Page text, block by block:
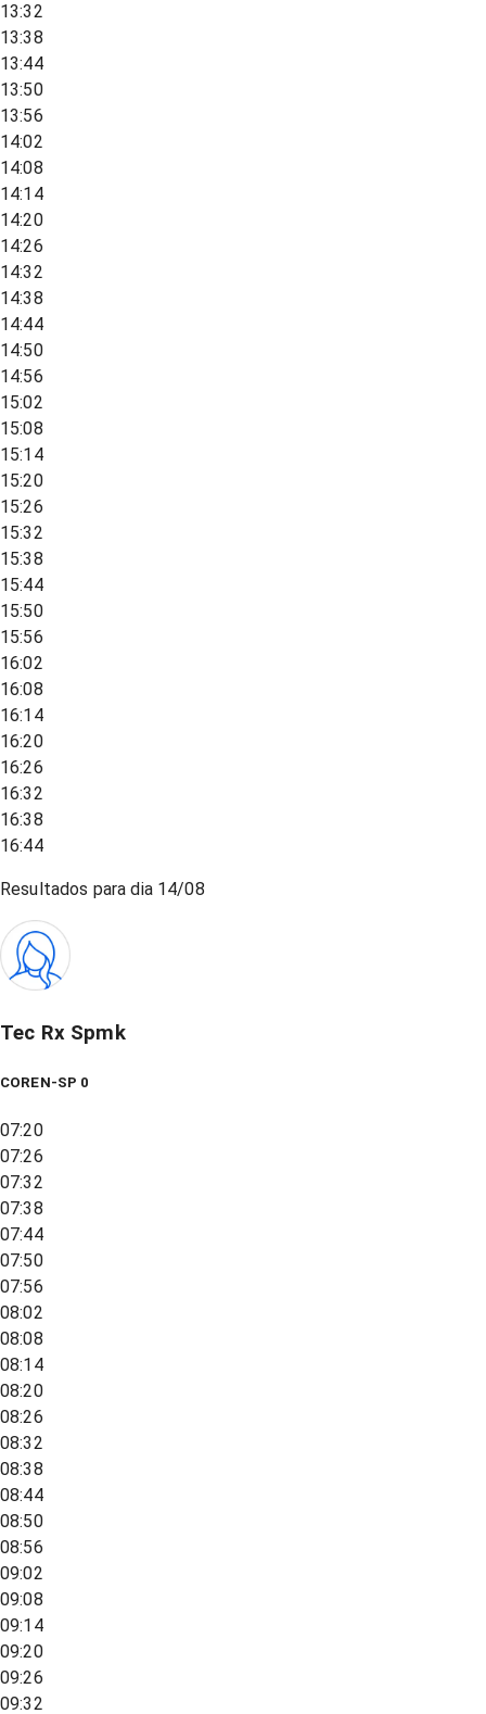
13:32
13:38
13:44
13:50
13:56
14:02
14:08
14:14
14:20
14:26
14:32
14:38
14:44
14:50
14:56
15:02
15:08
15:14
15:20
15:26
15:32
15:38
15:44
15:50
15:56
16:02
16:08
16:14
16:20
16:26
16:32
16:38
16:44
Resultados para dia 14/08
Tec Rx Spmk
COREN-SP 0
07:20
07:26
07:32
07:38
07:44
07:50
07:56
08:02
08:08
08:14
08:20
08:26
08:32
08:38
08:44
08:50
08:56
09:02
09:08
09:14
09:20
09:26
09:32